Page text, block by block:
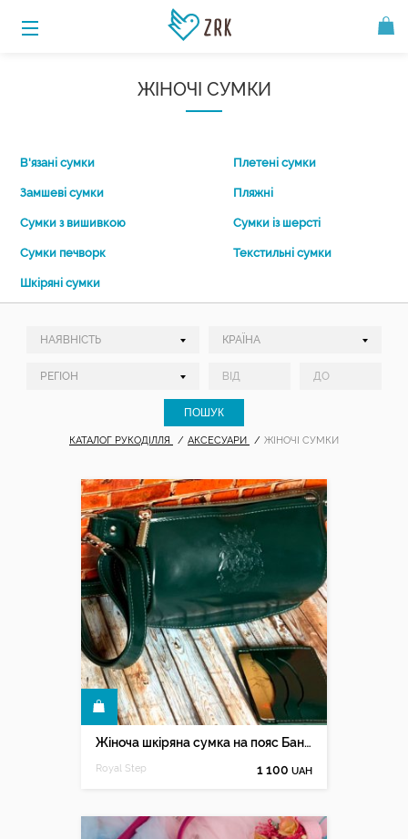
ЖІНОЧІ СУМКИ
В'язані сумки
Замшеві сумки
Плетені сумки
Пляжні
Сумки з вишивкою
Сумки печворк
Сумки із шерсті
Текстильні сумки
Шкіряні сумки
КАТАЛОГ РУКОДІЛЛЯ АКСЕСУАРИ ЖІНОЧІ СУМКИ
Жіноча шкіряна сумка на пояс Бананка
Royal Step 1 100 UAH